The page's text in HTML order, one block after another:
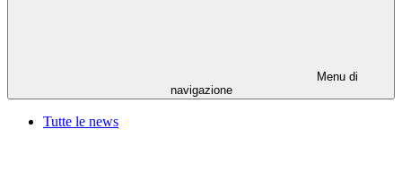
Menu di
navigazione
Tutte le news